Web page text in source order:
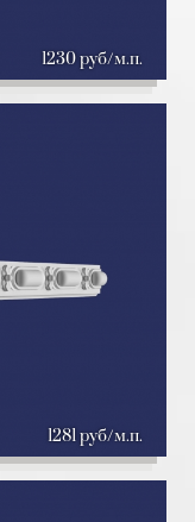
1230 руб/м.п.
1281 руб/м.п.